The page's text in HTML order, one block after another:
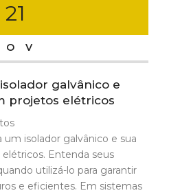
21
galvânico e
projetos elétricos
isolador galvânico e sua
Entenda seus
utilizá-lo para garantir
e eficientes. Em sistemas